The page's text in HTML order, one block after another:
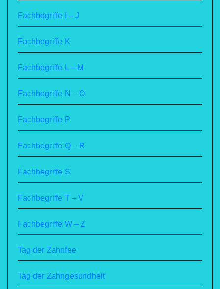
Fachbegriffe I – J
Fachbegriffe K
Fachbegriffe L – M
Fachbegriffe N – O
Fachbegriffe P
Fachbegriffe Q – R
Fachbegriffe S
Fachbegriffe T – V
Fachbegriffe W – Z
Tag der Zahnfee
Tag der Zahngesundheit